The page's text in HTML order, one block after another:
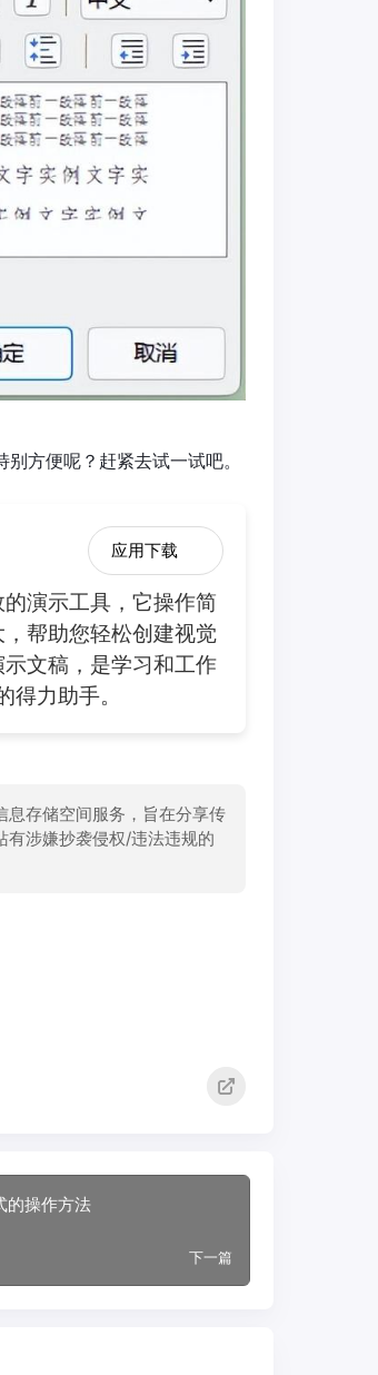
方便呢？赶紧去试一试吧。
应用下载
演示工具，它操作简
帮助您轻松创建视觉
文稿，是学习和工作
得力助手。
息存储空间服务，旨在分享传
有涉嫌抄袭侵权/违法违规的
的操作方法
下一篇